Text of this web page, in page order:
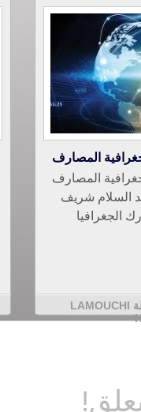
المصارف
المصارف
السلام شريف
الجغرافيا
بواسطة LAMOUCHI